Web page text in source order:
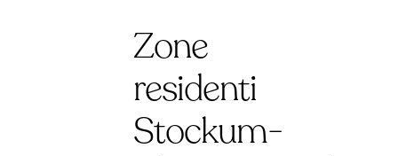
Zone
residenti
Stockum-